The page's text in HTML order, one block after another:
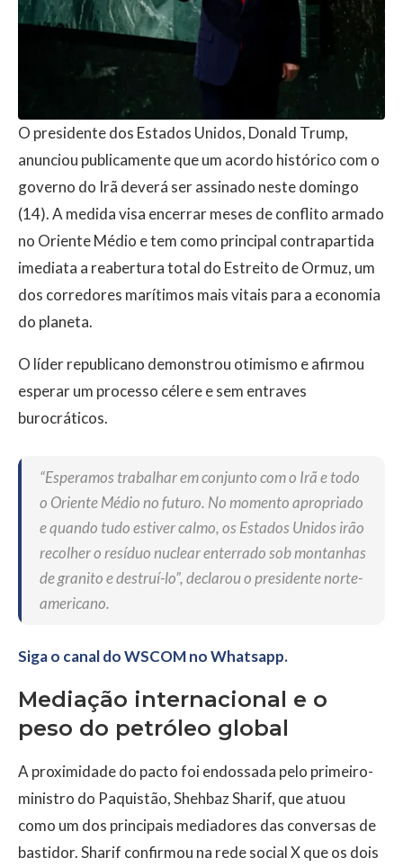
O presidente dos Estados Unidos, Donald Trump,
anunciou publicamente que um acordo histórico com o
governo do Irã deverá ser assinado neste domingo
(14). A medida visa encerrar meses de conflito armado
no Oriente Médio e tem como principal contrapartida
imediata a reabertura total do Estreito de Ormuz, um
dos corredores marítimos mais vitais para a economia
do planeta.
O líder republicano demonstrou otimismo e afirmou
esperar um processo célere e sem entraves
burocráticos.
“Esperamos trabalhar em conjunto com o Irã e todo
o Oriente Médio no futuro. No momento apropriado
e quando tudo estiver calmo, os Estados Unidos irão
recolher o resíduo nuclear enterrado sob montanhas
de granito e destruí-lo”, declarou o presidente norte-
americano.
Siga o canal do WSCOM no Whatsapp.
Mediação internacional e o
peso do petróleo global
A proximidade do pacto foi endossada pelo primeiro-
ministro do Paquistão, Shehbaz Sharif, que atuou
como um dos principais mediadores das conversas de
bastidor. Sharif confirmou na rede social X que os dois